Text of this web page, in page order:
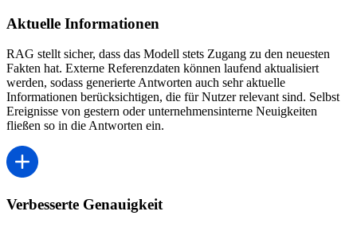
Aktuelle Informationen
RAG stellt sicher, dass das Modell stets Zugang zu den neuesten
Fakten hat. Externe Referenzdaten können laufend aktualisiert
werden, sodass generierte Antworten auch sehr aktuelle
Informationen berücksichtigen, die für Nutzer relevant sind. Selbst
Ereignisse von gestern oder unternehmensinterne Neuigkeiten
fließen so in die Antworten ein.
Verbesserte Genauigkeit